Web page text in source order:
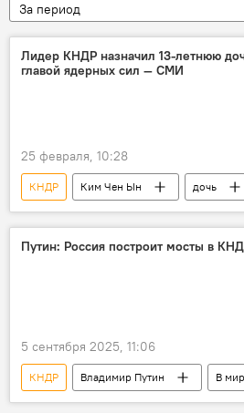
За период
Лидер КНДР назначил 13-летнюю
главой ядерных сил — СМИ
25 февраля, 10:28
КНДР Ким Чен Ын
дочь
ядерное оружие
Южная Корея
В мире
Путин: Россия построит мосты в
5 сентября 2025, 11:06
КНДР Владимир Путин
В
Политика
строительство